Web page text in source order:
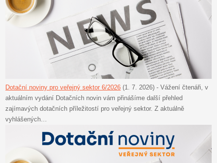
Dotační noviny pro veřejný sektor 6/2026 (1. 7. 2026) - Vážení čtenáři, v
aktuálním vydání Dotačních novin vám přinášíme další přehled
zajímavých dotačních příležitostí pro veřejný sektor. Z aktuálně
vyhlášených…